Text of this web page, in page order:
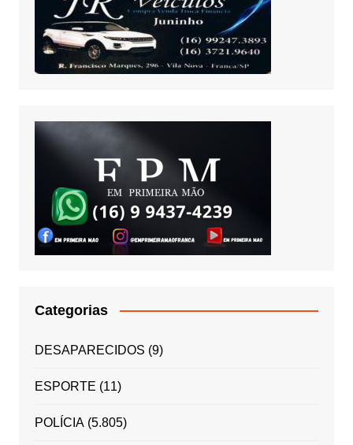
Categorias
DESAPARECIDOS (9)
ESPORTE (11)
POLÍCIA(5.805)